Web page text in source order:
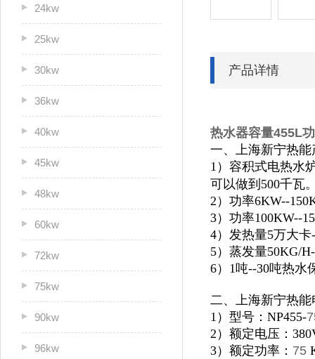
24kw
25kw
30kw
36kw
40kw
45kw
48kw
60kw
72kw
75kw
90kw
96kw
产品详情
热水器容量455L
一、上海新宁热
1）容积式电热水
可以做到500千瓦
2）功率6KW--
3）功率100KW--
4）发热量5万大
5）蒸发量50KG/
6）1吨--30吨热水
二、上海新宁热
1）型号：NP455-
2）额定电压：
3）额定功率： 75